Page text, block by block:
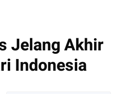
Jelang Akhir
Indonesia